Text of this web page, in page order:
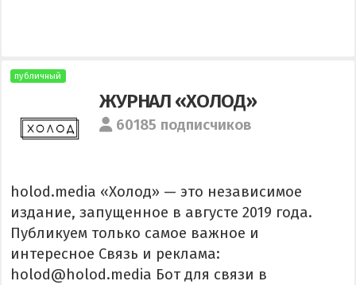
публичный
ЖУРНАЛ «ХОЛОД»
60185 подписчиков
holod.media «Холод» — это независимое
издание, запущенное в августе 2019 года.
Публикуем только самое важное и
интересное Связь и реклама:
holod@holod.media Бот для связи в